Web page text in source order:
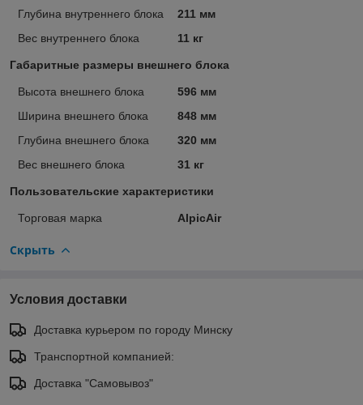
Глубина внутреннего блока
211 мм
Вес внутреннего блока
11 кг
Габаритные размеры внешнего блока
Высота внешнего блока
596 мм
Ширина внешнего блока
848 мм
Глубина внешнего блока
320 мм
Вес внешнего блока
31 кг
Пользовательские характеристики
Торговая марка AlpicAir
Скрыть
Условия доставки
Доставка курьером по городу Минску
Транспортной компанией:
Доставка "Самовывоз"